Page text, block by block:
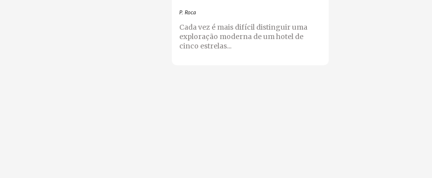
P. Roca
Cada vez é mais difícil distinguir uma
exploração moderna de um hotel de
cinco estrelas...